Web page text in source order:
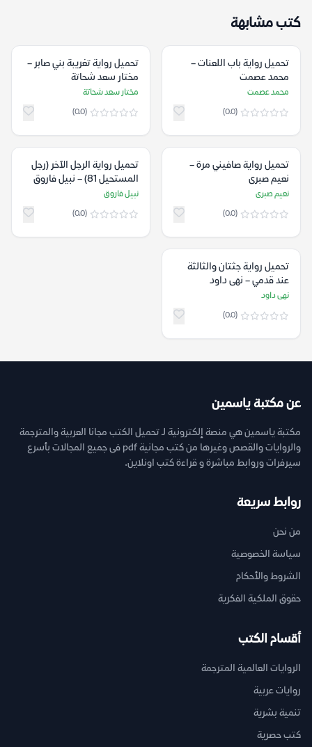
كتب مشابهة
تحميل رواية باب اللعنات –
محمد عصمت
محمد عصمت
(0.0)
تحميل رواية تغريبة بني صابر –
مختار سعد شحاتة
مختار سعد شحاتة
(0.0)
تحميل رواية صافيني مرة –
نعيم صبرى
نعيم صبرى
(0.0)
تحميل رواية الرجل الآخر (رجل
المستحيل 81) – نبيل فاروق
نبيل فاروق
(0.0)
تحميل رواية جثتان والثالثة
عند قدمي – نهى داود
نهى داود
(0.0)
عن مكتبة ياسمين
مكتبة ياسمين هي منصة إلكترونية لـ تحميل الكتب مجانا العربية والمترجمة
والروايات والقصص وغيرها من كتب مجانية pdf فى جميع المجالات بأسرع
سيرفرات وروابط مباشرة و قراءة كتب اونلاين.
روابط سريعة
من نحن
سياسة الخصوصية
الشروط والأحكام
حقوق الملكية الفكرية
أقسام الكتب
الروايات العالمية المترجمة
روايات عربية
تنمية بشرية
كتب حصرية